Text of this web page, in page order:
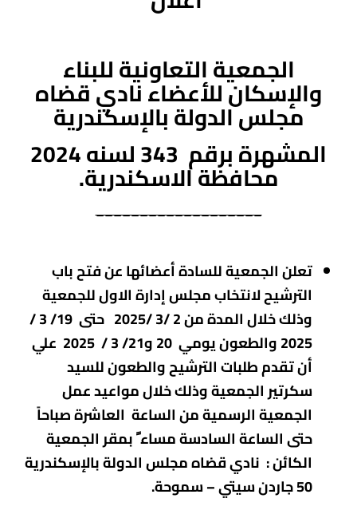
الجمعية التعاونية للبناء
والإسكانللأعضاء نادي قضاه
مجلس الدولة بالإسكندرية
المشهرة برقم 343 لسنه 2024
محافظة الاسكندرية.
___________________
تعلن الجمعية للسادة أعضائها عن فتح باب
الترشيح لانتخاب مجلس إدارة الاول للجمعية
وذلك خلال المدة من 2 /3 /2025 حتى 19/ 3 /
2025 والطعون يومي 20 و21/ 3 / 2025 علي
أن تقدم طلبات الترشيح والطعون للسيد
سكرتير الجمعية وذلك خلال مواعيد عمل
الجمعية الرسمية من الساعة العاشرة صباحاً
حتى الساعة السادسة مساء ً بمقر الجمعية
الكائن : نادي قضاه مجلس الدولة بالإسكندرية
50 جاردن سيتي – سموحة.